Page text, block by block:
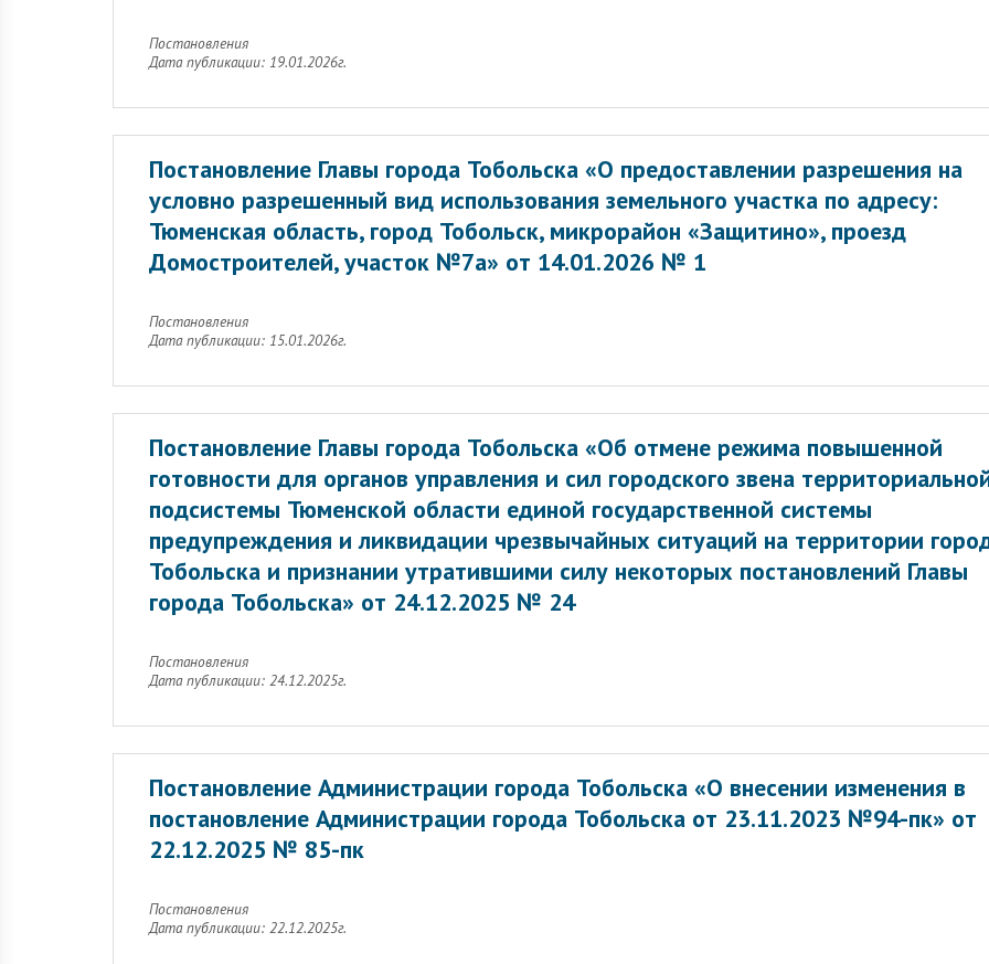
Постановления
Дата публикации: 19.01.2026г.
Постановление Главы города Тобольска «О предоставлении разрешения на
условно разрешенный вид использования земельного участка по адресу:
Тюменская область, город Тобольск, микрорайон «Защитино», проезд
Домостроителей, участок №7а» от 14.01.2026 № 1
Постановления
Дата публикации: 15.01.2026г.
Постановление Главы города Тобольска «Об отмене режима повышенной
готовности для органов управления и сил городского звена
подсистемы Тюменской области единой государственной системы
предупреждения и ликвидации чрезвычайных ситуаций на территории
Тобольска и признании утратившими силу некоторых постановлений Главы
города Тобольска» от 24.12.2025 № 24
Постановления
Дата публикации: 24.12.2025г.
Постановление Администрации города Тобольска «О внесении изменения в
постановление Администрации города Тобольска от 23.11.2023 №94-пк» от
22.12.2025 № 85-пк
Постановления
Дата публикации: 22.12.2025г.